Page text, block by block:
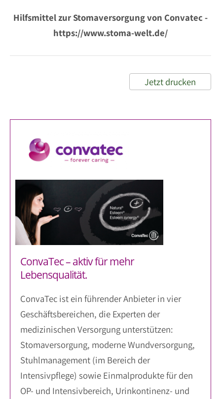
Hilfsmittel zur Stomaversorgung von Convatec -
https://www.stoma-welt.de/
Jetzt drucken
ConvaTec – aktiv für mehr
Lebensqualität.
ConvaTec ist ein führender Anbieter in vier
Geschäftsbereichen, die Experten der
medizinischen Versorgung unterstützen:
Stomaversorgung, moderne Wundversorgung,
Stuhlmanagement (im Bereich der
Intensivpflege) sowie Einmalprodukte für den
OP- und Intensivbereich, Urinkontinenz- und